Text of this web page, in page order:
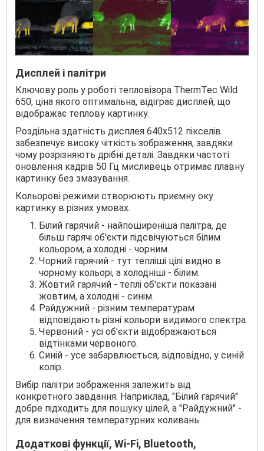
Дисплей і палітри
Ключову роль у роботі тепловізора ThermTec Wild
650, ціна якого оптимальна, відіграє дисплей, що
відображає теплову картинку.
Роздільна здатність дисплея 640x512 пікселів
забезпечує високу чіткість зображення, завдяки
чому розрізняють дрібні деталі. Завдяки частоті
оновлення кадрів 50 Гц мисливець отримає плавну
картинку без змазування.
Кольорові режими створюють приємну оку
картинку в різних умовах.
Білий гарячий - найпоширеніша палітра, де
більш гарячі об'єкти підсвічуються білим
кольором, а холодні - чорним.
Чорний гарячий - тут тепліші цілі видно в
чорному кольорі, а холодніші - білим.
Жовтий гарячий - теплі об'єкти показані
жовтим, а холодні - синім.
Райдужний - різним температурам
відповідають різні кольори видимого спектра.
Червоний - усі об'єкти відображаються
відтінками червоного.
Синій - усе забарвлюється, відповідно, у синій
колір.
Вибір палітри зображення залежить від
конкретного завдання. Наприклад, "Білий гарячий"
добре підходить для пошуку цілей, а "Райдужний" -
для визначення температурних коливань.
Додаткові функції, Wi-Fi, Bluetooth,